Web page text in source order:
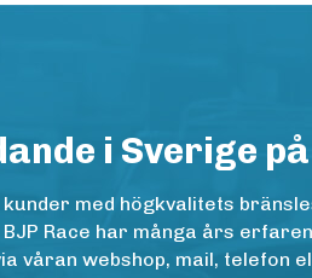
i Sverige
med högkvalitets
Race har många års
våran webshop, mail,